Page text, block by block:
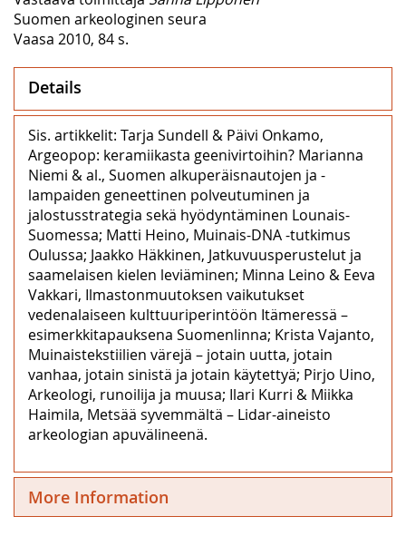
Suomen arkeologinen seura
Vaasa 2010, 84 s.
Details
Sis. artikkelit: Tarja Sundell & Päivi Onkamo,
Argeopop: keramiikasta geenivirtoihin? Marianna
Niemi & al., Suomen alkuperäisnautojen ja -
lampaiden geneettinen polveutuminen ja
jalostusstrategia sekä hyödyntäminen Lounais-
Suomessa; Matti Heino, Muinais-DNA -tutkimus
Oulussa; Jaakko Häkkinen, Jatkuvuusperustelut ja
saamelaisen kielen leviäminen; Minna Leino & Eeva
Vakkari, Ilmastonmuutoksen vaikutukset
vedenalaiseen kulttuuriperintöön Itämeressä –
esimerkkitapauksena Suomenlinna; Krista Vajanto,
Muinaistekstiilien värejä – jotain uutta, jotain
vanhaa, jotain sinistä ja jotain käytettyä; Pirjo Uino,
Arkeologi, runoilija ja muusa; Ilari Kurri & Miikka
Haimila, Metsää syvemmältä – Lidar-aineisto
arkeologian apuvälineenä.
More Information